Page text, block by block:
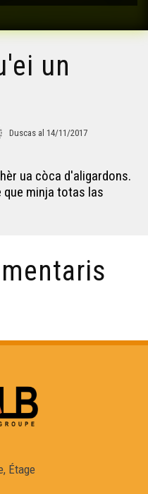
un
Duscas al 14/11/2017
ua còca d'aligardons.
que minja totas las
Étage